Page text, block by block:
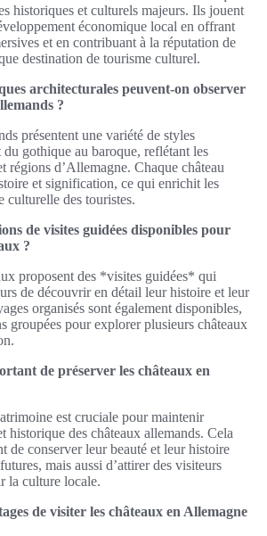
historiques et culturels majeurs. Ils jouent
économique local en offrant
et en contribuant à la réputation de
destination de tourisme culturel.
architecturales peuvent-on observer
?
présentent une variété de styles
gothique au baroque, reflétant les
régions d’Allemagne. Chaque château
et signification, ce qui enrichit les
culturelle des touristes.
de visites guidées disponibles pour
?
proposent des *visites guidées* qui
de découvrir en détail leur histoire et leur
organisés sont également disponibles,
groupées pour explorer plusieurs châteaux
de préserver les châteaux en
est cruciale pour maintenir
historique des châteaux allemands. Cela
de conserver leur beauté et leur histoire
mais aussi d’attirer des visiteurs
la culture locale.
de visiter les châteaux en Allemagne